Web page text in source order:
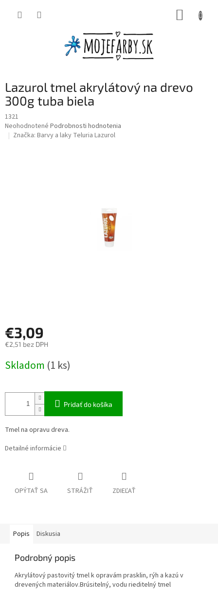
Lazurol tmel akrylátový na drevo
300g tuba biela
1321
Priemerné
hodnotenie
Neohodnotené Podrobnosti hodnotenia
Značka: Barvy a laky Teluria Lazurol
€3,09
€2,51 bez DPH
cena:
Skladom (1 ks)
Pridať do košíka
Tmel na opravu dreva.
Detailné informácie
OPÝTAŤ SA STRÁŽIŤ ZDIEĽAŤ
Popis Diskusia
Podrobný popis
Akrylátový pastovitý tmel k opravám prasklin, rýh a kazú v
drevených materiálov.Brúsitelný, vodu rieditelný tmel